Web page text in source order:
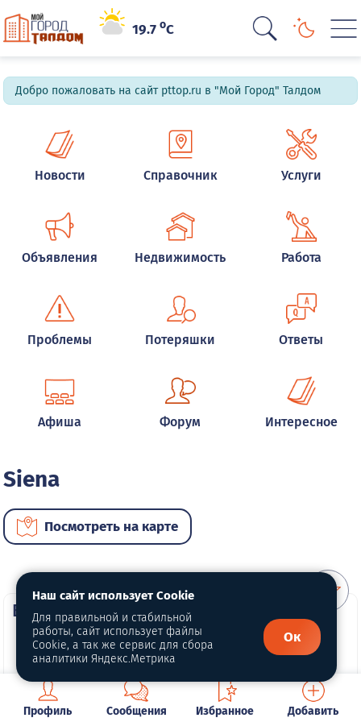
19.7oC
Добро пожаловать на сайт pttop.ru в "Мой Город" Талдом
Новости Справочник Услуги
Объявления Недвижимость Работа
Проблемы Потеряшки Ответы
Афиша Форум Интересное
Siena
Посмотреть на карте
ВИП автомобили
Профиль Сообщения Избранное Добавить
Наш сайт использует Cookie
Для правильной и стабильной
работы, сайт использует файлы
Cookie, а так же сервис для сбора
аналитики Яндекс.Метрика
Ок